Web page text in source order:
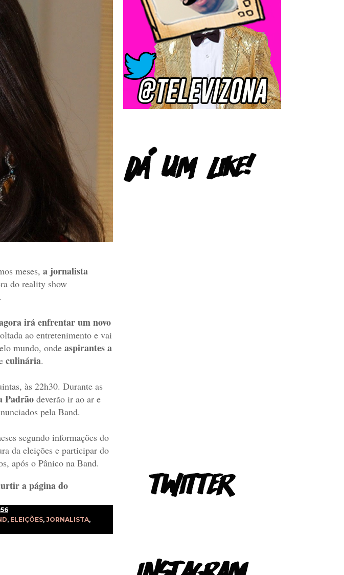
meses, a jornalista
do reality show
irá enfrentar um novo
ao entretenimento e vai
mundo, onde aspirantes a
culinária.
às 22h30. Durante as
Padrão deverão ir ao ar e
pela Band.
segundo informações do
da eleições e participar do
após o Pânico na Band.
a página do
, ELEIÇÕES, JORNALISTA,